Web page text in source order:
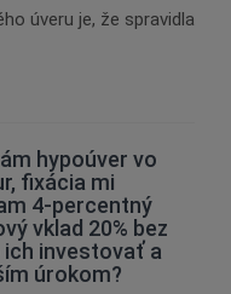
úveru je, že spravidla
hypoúver vo
fixácia mi
4-percentný
vklad 20% bez
ich investovať a
úrokom?